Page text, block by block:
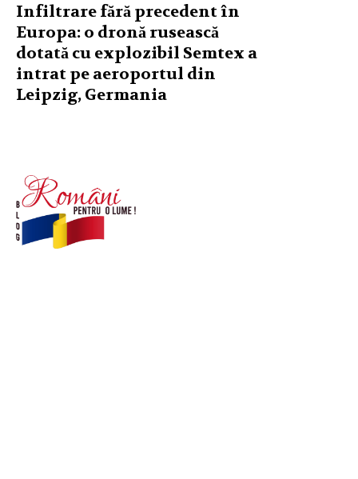
Infiltrare fără precedent în
Europa: o dronă rusească
dotată cu explozibil Semtex a
intrat pe aeroportul din
Leipzig, Germania